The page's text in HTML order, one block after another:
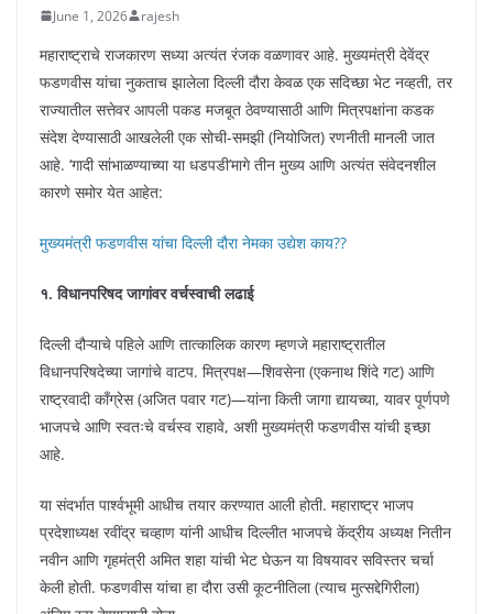
June 1, 2026 rajesh
महाराष्ट्राचे राजकारण सध्या अत्यंत रंजक वळणावर आहे. मुख्यमंत्री देवेंद्र
फडणवीस यांचा नुकताच झालेला दिल्ली दौरा केवळ एक सदिच्छा भेट नव्हती, तर
राज्यातील सत्तेवर आपली पकड मजबूत ठेवण्यासाठी आणि मित्रपक्षांना कडक
संदेश देण्यासाठी आखलेली एक सोची-समझी (नियोजित) रणनीती मानली जात
आहे. ‘गादी सांभाळण्याच्या या धडपडी’मागे तीन मुख्य आणि अत्यंत संवेदनशील
कारणे समोर येत आहेत:
मुख्यमंत्री फडणवीस यांचा दिल्ली दौरा नेमका उद्येश काय??
१. विधानपरिषद जागांवर वर्चस्वाची लढाई
दिल्ली दौऱ्याचे पहिले आणि तात्कालिक कारण म्हणजे महाराष्ट्रातील
विधानपरिषदेच्या जागांचे वाटप. मित्रपक्ष—शिवसेना (एकनाथ शिंदे गट) आणि
राष्ट्रवादी काँग्रेस (अजित पवार गट)—यांना किती जागा द्यायच्या, यावर पूर्णपणे
भाजपचे आणि स्वतःचे वर्चस्व राहावे, अशी मुख्यमंत्री फडणवीस यांची इच्छा
आहे.
या संदर्भात पार्श्वभूमी आधीच तयार करण्यात आली होती. महाराष्ट्र भाजप
प्रदेशाध्यक्ष रवींद्र चव्हाण यांनी आधीच दिल्लीत भाजपचे केंद्रीय अध्यक्ष नितीन
नवीन आणि गृहमंत्री अमित शहा यांची भेट घेऊन या विषयावर सविस्तर चर्चा
केली होती. फडणवीस यांचा हा दौरा उसी कूटनीतिला (त्याच मुत्सद्देगिरीला)